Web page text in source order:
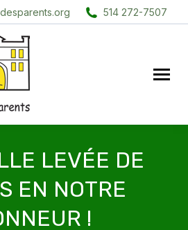
514 272-7507
LEVÉE DE
EN NOTRE
!